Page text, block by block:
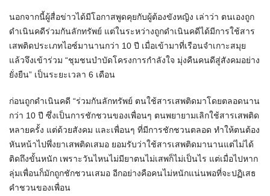
นอกจากนี้ผู้สื่อข่าวได้มีโอกาสพูดคุยกับผู้ต้องขังหญิง เล่าว่า ตนเองถูก
ดำเนินคดีร่วมกันลักทรัพย์ แต่ในระหว่างถูกดำเนินคดีได้มีการใช้สาร
เสพติดประเภทไอซ์มานานกว่า 10 ปี เมื่อเข้ามาที่เรือนจำเกาะสมุย
แล้วจึงเข้าร่วม “ชุมชนบำบัดโครงการกำลังใจ มุ่งคืนคนดีสู่สังคมอย่าง
ยั่งยืน” เป็นระยะเวลา 6 เดือน
ก่อนถูกดำเนินคดี “ร่วมกันลักทรัพย์ ตนใช้สารเสพติดมาโดยตลอดนาน
กว่า 10 ปี ซึ่งเป็นการชักชวนของเพื่อนๆ ตนพยายามเลิกใช้สารเสพติด
หลายครั้ง แต่ด้วยสังคม และเพื่อนๆ ที่มีการชักชวนตลอด ทำให้ตนต้อง
หันหน้าไปพึ่งยาเสพติดเสมอ ยอมรับว่าใช้สารเสพติดมานานแต่ไม่ได้
ติดถึงขั้นหนัก เพราะวันไหนไม่มียาตนไม่เสพก็ไม่เป็นไร แต่เมื่อไปหาก
ลุ่มเพื่อนก็มักถูกชักชวนเสมอ อีกอย่างคือคนไม่หนักแน่นพอที่จะปฏิเสธ
คำชวนของเพื่อน